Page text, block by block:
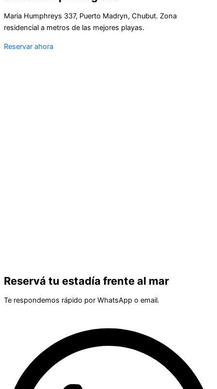
Maria Humphreys 337, Puerto Madryn, Chubut. Zona
residencial a metros de las mejores playas.
Reservar ahora
Reservá tu estadía frente al mar
Te respondemos rápido por WhatsApp o email.